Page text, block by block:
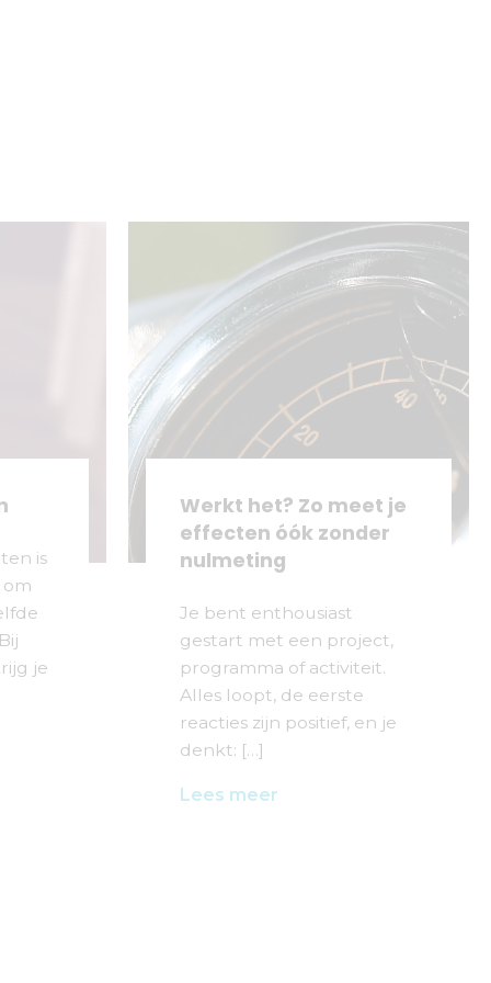
is
je
Werkt het? Zo meet je
effecten óók zonder
nulmeting
Je bent enthousiast
gestart met een project,
programma of activiteit.
Alles loopt, de eerste
reacties zijn positief, en je
denkt: […]
Lees meer